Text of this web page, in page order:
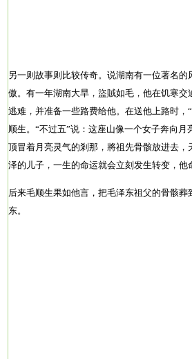
另一则故事则比较传奇。说湖南有一位著名
傲。有一年湖南大旱，盜賊如毛，他在饥寒
逃难，并准备一些路费给他。在送他上路时
顺生。“不过五”说：这座山像一个女子奔向
顶冒着月亮灵气的剎那，將祖先骨骸放进去
泽的儿子，一生的命运就会立刻发生转变，
后来毛顺生果如他言，把毛泽东祖父的骨骸
东。